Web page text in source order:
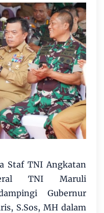
Staf TNI Angkatan
TNI Maruli
Gubernur
S.Sos, MH dalam